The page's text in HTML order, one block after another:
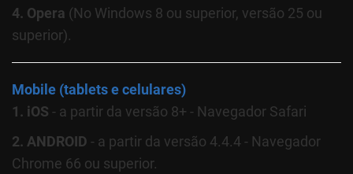
4. Opera (No Windows 8 ou superior, versão 25 ou
superior).
Mobile (tablets e celulares)
1. iOS - a partir da versão 8+ - Navegador Safari
2. ANDROID - a partir da versão 4.4.4 - Navegador
Chrome 66 ou superior.